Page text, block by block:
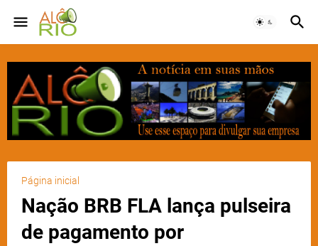
Página inicial
Nação BRB FLA lança pulseira
de pagamento por